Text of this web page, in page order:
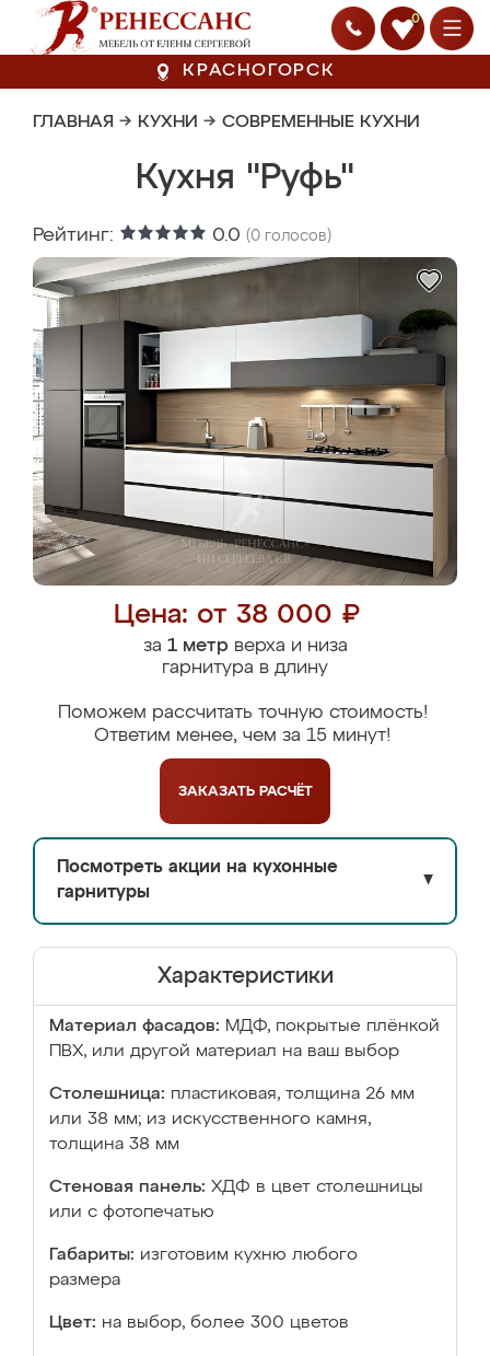
0
КРАСНОГОРСК
ГЛАВНАЯ → КУХНИ → СОВРЕМЕННЫЕ КУХНИ
Кухня "Руфь"
Рейтинг: 0.0 (0 голосов)
Цена: от 38 000 ₽
за 1 метрверха и низа
гарнитура в длину
Поможем рассчитать точную стоимость!
Ответим менее, чем за 15 минут!
ЗАКАЗАТЬ РАСЧЁТ
Посмотреть акции на кухонные
гарнитуры
▼
Характеристики
Материал фасадов: МДФ, покрытые плёнкой
ПВХ, или другой материал на ваш выбор
Столешница: пластиковая, толщина 26 мм
или 38 мм; из искусственного камня,
толщина 38 мм
Стеновая панель: ХДФ в цвет столешницы
или с фотопечатью
Габариты: изготовим кухню любого
размера
Цвет: на выбор, более 300 цветов